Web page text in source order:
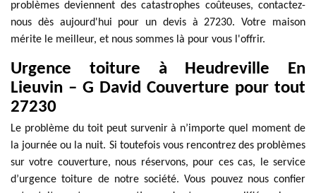
problèmes deviennent des catastrophes coûteuses, contactez-
nous dès aujourd'hui pour un devis à 27230. Votre maison
mérite le meilleur, et nous sommes là pour vous l'offrir.
Urgence toiture à Heudreville En
Lieuvin – G David Couverture pour tout
27230
Le problème du toit peut survenir à n’importe quel moment de
la journée ou la nuit. Si toutefois vous rencontrez des problèmes
sur votre couverture, nous réservons, pour ces cas, le service
d’urgence toiture de notre société. Vous pouvez nous confier